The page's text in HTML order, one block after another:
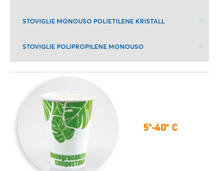
STOVIGLIE MONOUSO POLIETILENE KRISTALL
STOVIGLIE POLIPROPILENE MONOUSO